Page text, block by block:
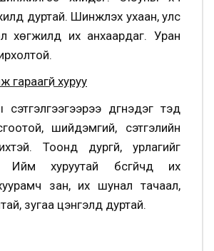
дуртай. Шинжлэх ухаан, улс
хөгжилд их анхаардаг. Уран
гараагүй хуруу
дүгнэдэг тэд
шийдэмгий, сэтгэлийн
Тоонд дургүй, урлагийг
Ийм хуруутай бүсгүйчүүд их
зан, их шунал тачаал,
зугаа цэнгэлд дуртай.